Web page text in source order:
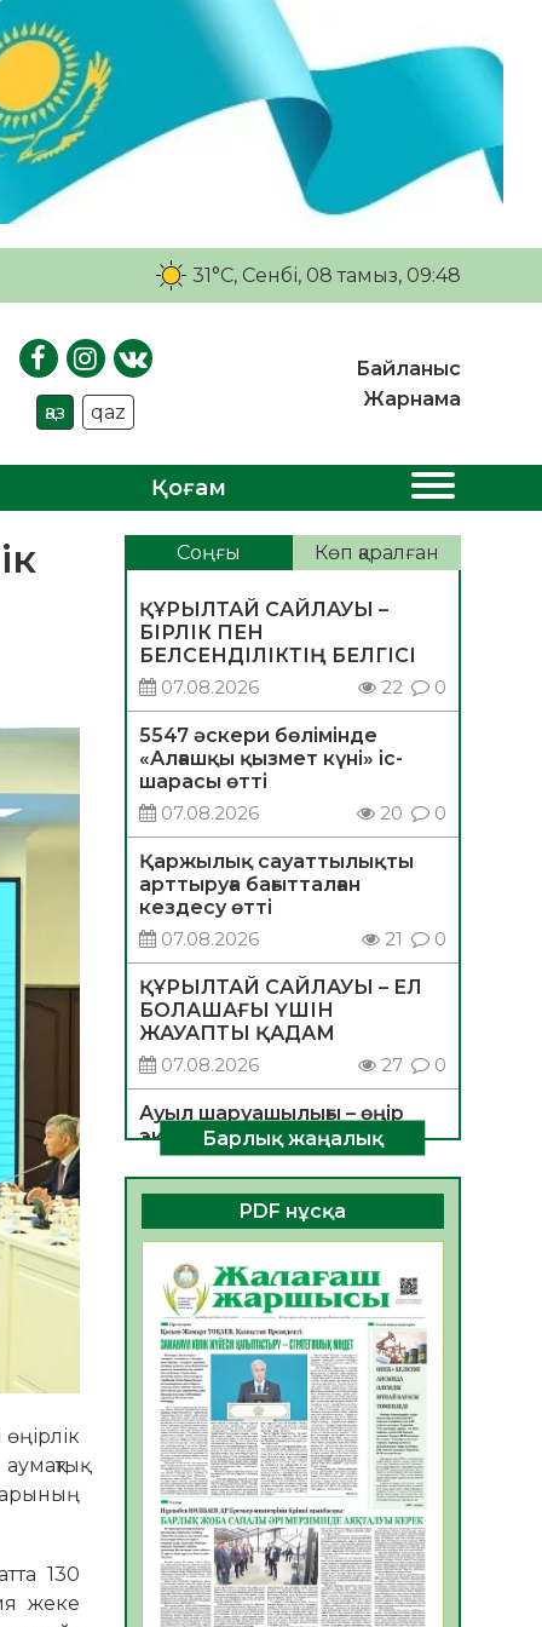
31°C, Сенбі, 08 тамыз, 09:48
қаз qaz
Байланыс
Жарнама
Қоғам
130
жеке
Соңғы Көп қаралған
ҚҰРЫЛТАЙ САЙЛАУЫ –
БІРЛІК ПЕН
БЕЛСЕНДІЛІКТІҢ БЕЛГІСІ
07.08.2026
22 0
5547 әскери бөлімінде
«Алғашқы қызмет күні» іс-
шарасы өтті
07.08.2026
20 0
Қаржылық сауаттылықты
арттыруға бағытталған
кездесу өтті
07.08.2026
21 0
ҚҰРЫЛТАЙ САЙЛАУЫ – ЕЛ
БОЛАШАҒЫ ҮШІН
ЖАУАПТЫ ҚАДАМ
07.08.2026
27 0
Ауыл шаруашылығы – өңір
экономикасының негізгі
тірегі
06.08.2026
35 0
ҚОҒАМДЫҚ БЕЛСЕНДІЛІК –
ЕЛ ДАМУЫНЫҢ НЕГІЗІ
06.08.2026
32
ҚҰРЫЛТАЙ САЙЛАУЫ –
БОЛАШАҚҚА БАСТАР
ЖАУАПТЫ ТАҢДАУ
06.08.2026
35
Инфекциялық ауруларға
қарсы иммундау
жұмыстарының тиімділігі
06.08.2026
36
Көкжөтел ауруы туралы
Барлық жаңалық
PDF нұсқа